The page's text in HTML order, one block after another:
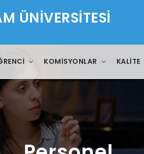
ÜNİVERSİTESİ
KOMISYONLAR KALITE